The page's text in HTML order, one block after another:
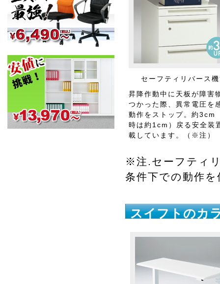
セーフティリバース
昇降作動中に天板が障害
つかった際、異常電圧を
動作をストップ。約3cm
時は約1cm）戻る安全装
載しています。（※注）
※注.セーフティ
条件下での動作
スイフトのカ